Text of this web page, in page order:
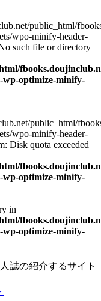
public_html/
wpo-minify-header-
such file or directory
wp-optimize-minify-
public_html/
wpo-minify-header-
Disk quota exceeded
wp-optimize-minify-
in
wp-optimize-minify-
誌の紹介するサイト